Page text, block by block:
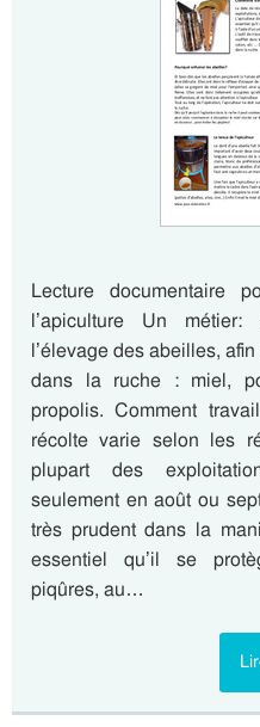
Lecture documentaire
l’apiculture Un métier:
l’élevage des abeilles,
dans la ruche : miel,
propolis. Comment
récolte varie selon les
plupart des
seulement en août ou
très prudent dans la
essentiel qu’il se
piqûres, au…